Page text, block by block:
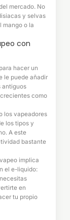
mercado. No
y selvas
mango o la
con
hacer un
le puede añadir
antiguos
como
los vapeadores
los tipos y
A este
bastante
implica
el e-liquido:
en
tu propio